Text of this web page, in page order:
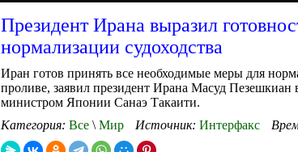
Президент Ирана выразил
нормализации судоходства
Иран готов принять все необходимые меры для
проливе, заявил президент Ирана Масуд Пезешкиан
министром Японии Санаэ Такаити.
Категория: Все \ Мир Источник: Интерфакс